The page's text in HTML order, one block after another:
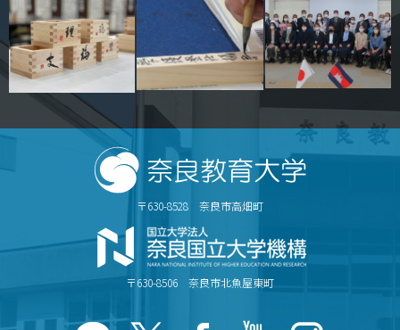
後援会
教員一覧
附属学校園
〒630-8528 奈良市高畑町
〒630-8506 奈良市北魚屋東町